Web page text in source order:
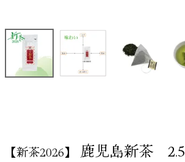
【新茶2026】
鹿児島新茶